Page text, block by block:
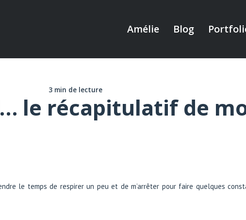
Amélie Blog
3 min de lecture
le récapitulatif de
le temps de respirer un peu et de m’arrêter pour faire quelques